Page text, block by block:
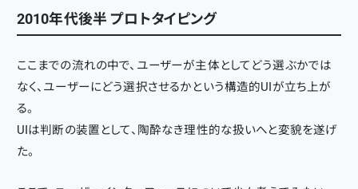
2010年代後半 プロトタイピング
ここまでの流れの中で、ユーザーが主体としてどう選ぶかでは
なく、ユーザーにどう選択させるかという構造的UIが立ち上が
る。
UIは判断の装置として、陶酔なき理性的な扱いへと変貌を遂げ
た。